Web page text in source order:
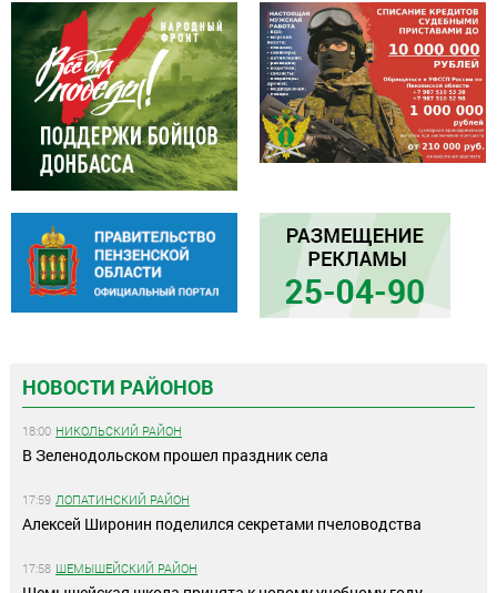
НОВОСТИ РАЙОНОВ
18:00 НИКОЛЬСКИЙ РАЙОН
В Зеленодольском прошел праздник села
17:59 ЛОПАТИНСКИЙ РАЙОН
Алексей Широнин поделился секретами пчеловодства
17:58 ШЕМЫШЕЙСКИЙ РАЙОН